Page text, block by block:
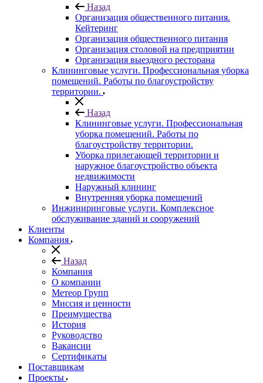
Назад
Организация общественного питания.
Кейтеринг
Организация общественного питания
Организация столовой на предприятии
Организация выездного ресторана
Клининговые услуги. Профессиональная уборка
помещений. Работы по благоустройству
территории.
Назад
Клининговые услуги. Профессиональная
уборка помещений. Работы по
благоустройству территории.
Уборка прилегающей территории и
наружное благоустройство объекта
недвижимости
Наружный клининг
Внутренняя уборка помещений
Инжиниринговые услуги. Комплексное
обслуживание зданий и сооружений
Клиенты
Компания
Назад
Компания
О компании
Метеор Групп
Миссия и ценности
Преимущества
История
Руководство
Вакансии
Сертификаты
Поставщикам
Проекты